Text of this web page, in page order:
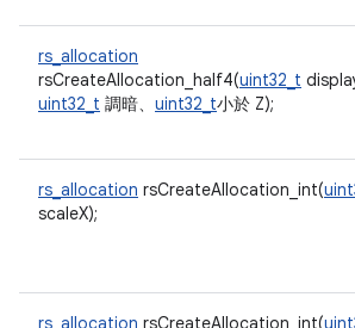
rs_allocation
rsCreateAllocation_half4(uint32_t
uint32_t 調暗、 uint32_t小於 Z);
rs_allocation rsCreateAllocation_int(
scaleX);
rs_allocation rsCreateAllocation_int(